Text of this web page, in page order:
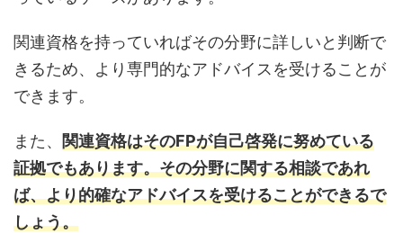
関連資格を持っていればその分野に詳しいと判断で
きるため、より専門的なアドバイスを受けることが
できます。
また、 関連資格はそのFPが自己啓発に努めている
証拠でもあります。その分野に関する相談であれ
ば、より的確なアドバイスを受けることができるで
しょう。